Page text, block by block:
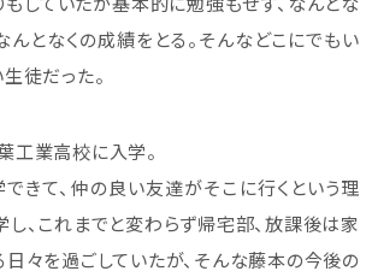
んとなくの成績をとる。そんなどこにでもい
徒だった。
工業高校に入学。
きて、仲の良い友達がそこに行くという理
、これまでと変わらず帰宅部、放課後は家
々を過ごしていたが、そんな藤本の今後の